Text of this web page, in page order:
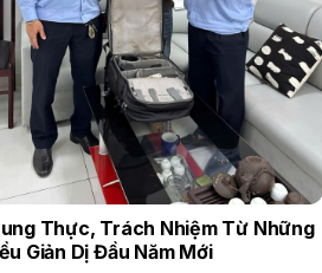
Thực, Trách Nhiệm Từ Những
Giản Dị Đầu Năm Mới